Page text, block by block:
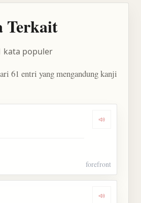
Terkait
kata populer
61 entri yang mengandung kanji
Dengarkan
forefront
Dengarkan